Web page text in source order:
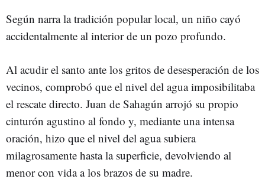
Según narra la tradición popular local, un niño cayó
accidentalmente al interior de un pozo profundo.
Al acudir el santo ante los gritos de desesperación de los
vecinos, comprobó que el nivel del agua imposibilitaba
el rescate directo. Juan de Sahagún arrojó su propio
cinturón agustino al fondo y, mediante una intensa
oración, hizo que el nivel del agua subiera
milagrosamente hasta la superficie, devolviendo al
menor con vida a los brazos de su madre.